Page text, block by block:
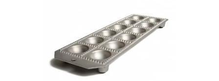
5 juli 2025